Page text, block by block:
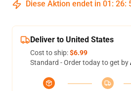
Diese Aktion endet in 01 : 26:
Deliver to United States
Cost to ship:$6.99
Standard - Order today to get by